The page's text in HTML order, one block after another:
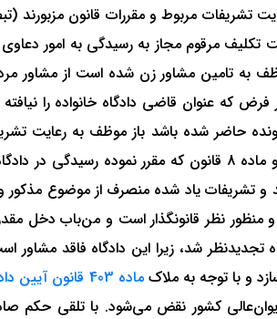
تشریفات مربوط و مقررات قانون
با رعایت تکلیف مرقوم مجاز به رسیدگی به امور
موظف به تامین مشاور زن شده است از مشاور
که عنوان قاضی دادگاه خانواده را نیافته
حاضر شده باشد باز موظف به رعایت
قانون بوده، زیرا صدر تبصره در این صورت هم مراتب اخیر را از زمان اجرای این قانون که 1392/07/02 می‌باشد ملحوظ داشته و
تشریفات یاد شده منصرف از موضوع مذکور و
و منظور نظر قانونگذار است و من‌باب دخل
تجدیدنظر شد، زیرا این دادگاه فاقد مشاور
و با توجه به ملاکماده 403 قانون آیین دادرسی مدنی
کشور نقض می‌شود. با تلقی حکم